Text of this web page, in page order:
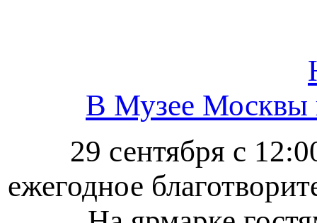
В Музее Москвы
29 сентября с
ежегодное